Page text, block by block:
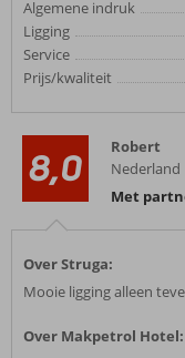
Algemene indruk
Ligging
Service
Prijs/kwaliteit
8,0
Robert
Nederland
Met
Over Struga:
Mooie ligging alleen
Over Makpetrol Hotel: